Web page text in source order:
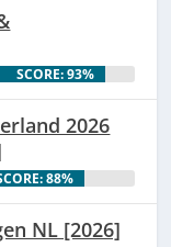
SCORE: 93%
2026
88%
NL [2026]